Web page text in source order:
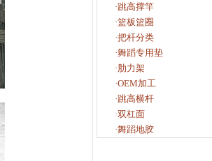
·跳高撑竿
·篮板篮圈
·把杆分类
·舞蹈专用垫
·肋力架
·OEM加工
·跳高横杆
·双杠面
·舞蹈地胶